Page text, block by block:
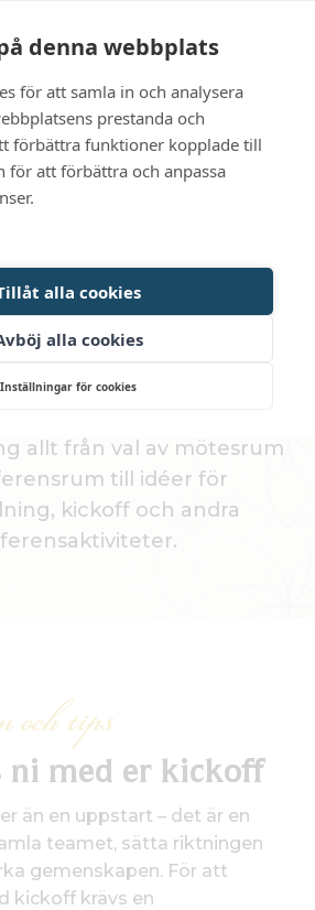
denna webbplats
för att samla in och analysera
prestanda och
förbättra funktioner kopplade till
för att förbättra och anpassa
alla cookies
alla cookies
Inställningar för cookies
BOKA
konferens
flera konferensguider och
som hjälper er att få ut
allt från val av mötesrum
till idéer för
kickoff och andra
tips
ni med er kickoff
än en uppstart – det är en
teamet, sätta riktningen
gemenskapen. För att
kickoff krävs en